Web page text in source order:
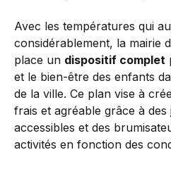
Avec les températures qui
considérablement, la mairie
place un dispositif complet
et le bien-être des enfants
de la ville. Ce plan vise à
frais et agréable grâce à des
accessibles et des
activités en fonction des